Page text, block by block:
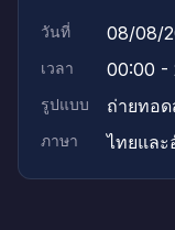
วันที่ 08/08/
เวลา 00:00 -
รูปแบบ ถ่ายทอ
ภาษา ไทยและ